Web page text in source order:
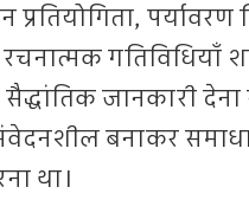
पर्यावरण
गतिविधियाँ
जानकारी
बनाकर
था।